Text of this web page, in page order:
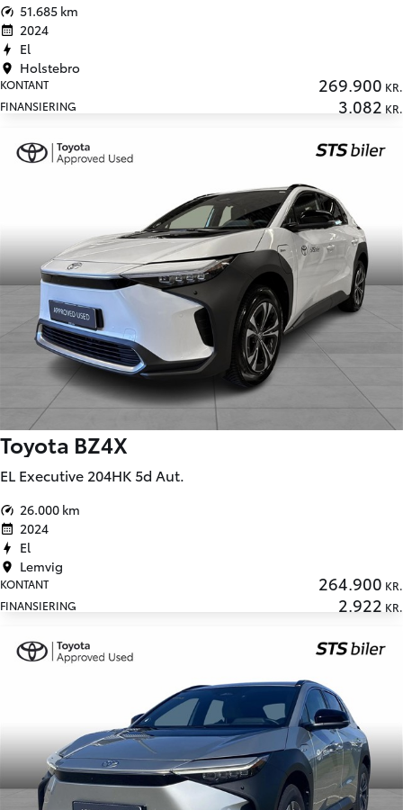
51.685 km
2024
El
Holstebro
KONTANT 269.900 KR.
FINANSIERING
3.082 KR.
Toyota BZ4X
EL Executive 204HK 5d Aut.
26.000 km
2024
El
Lemvig
KONTANT 264.900 KR.
FINANSIERING
2.922 KR.